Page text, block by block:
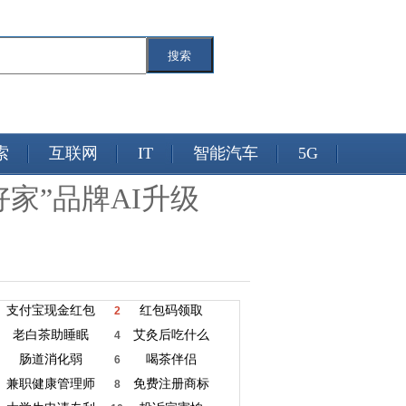
搜索
互联网 IT 智能汽车 5G
”品牌AI升级